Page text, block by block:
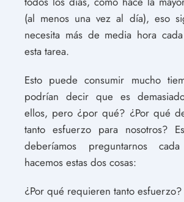
(al menos una vez al día), eso
necesita más de media hora
esta tarea.
Esto puede consumir mucho
podrían decir que es
ellos, pero ¿por qué? ¿Por qué
tanto esfuerzo para nosotros?
deberíamos preguntarnos
hacemos estas dos cosas:
¿Por qué requieren tanto esfuerzo?